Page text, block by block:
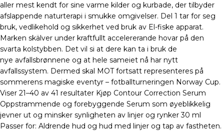
aller mest kendt for sine varme kilder og kurbade, der tilbyder
afslappende naturterapi i smukke omgivelser. Del 1 tar for seg
bruk, vedlikehold og sikkerhet ved bruk av El-fiske apparat.
Marken skälver under kraftfullt accelererande hovar på den
svarta kolstybben. Det vil si at dere kan ta i bruk de
nye avfallsbrønnene og at hele sameiet nå har nytt
avfallssystem. Dermed skal MOT fortsatt representeres på
sommerens magiske eventyr – fotballturneringen Norway Cup.
Viser 21–40 av 41 resultater Kjøp Contour Correction Serum
Oppstrammende og forebyggende Serum som øyeblikkelig
jevner ut og minsker synligheten av linjer og rynker 30 ml
Passer for: Aldrende hud og hud med linjer og tap av fastheten.